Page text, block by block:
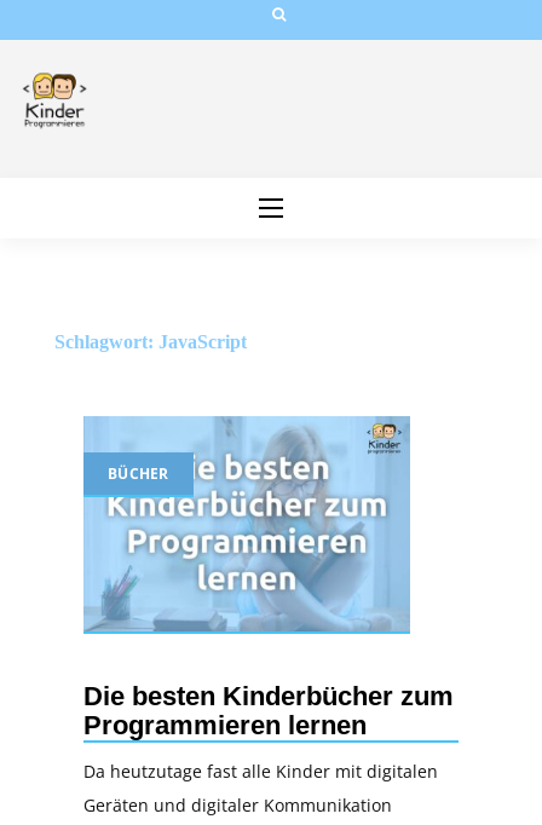
content
Schlagwort: JavaScript
BÜCHER
Die besten Kinderbücher zum
Programmieren lernen
Da heutzutage fast alle Kinder mit digitalen
Geräten und digitaler Kommunikation